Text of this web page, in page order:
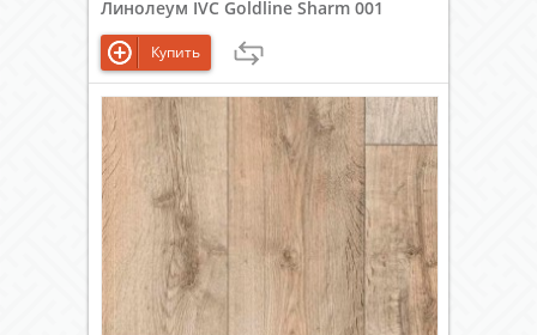
Линолеум IVC Goldline Sharm 001
Купить